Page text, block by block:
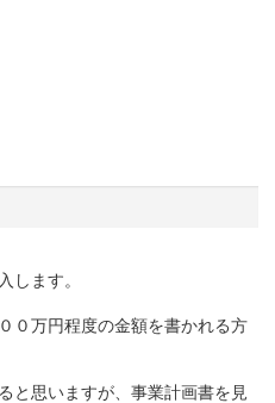
します。
０万円程度の金額を書かれる方
と思いますが、事業計画書を見